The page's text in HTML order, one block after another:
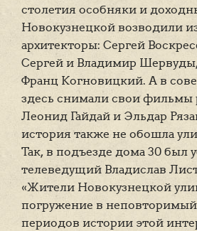
столетия особняки и
Новокузнецкой возводили
архитекторы: Сергей
Сергей и Владимир
Франц Когновицкий. А в
здесь снимали свои фильмы
Леонид Гайдай и Эльдар
история также не обошла
Так, в подъезде дома 30 был
телеведущий Владислав
«Жители Новокузнецкой
погружение в
периодов истории этой